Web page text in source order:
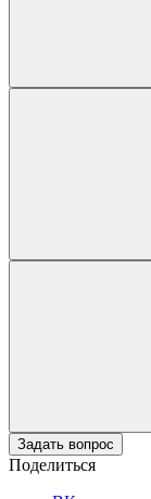
Задать вопрос
Поделиться